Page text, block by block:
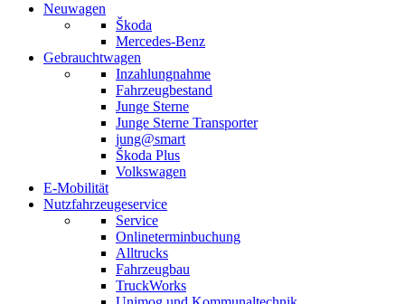
Neuwagen
Škoda
Mercedes-Benz
Gebrauchtwagen
Inzahlungnahme
Fahrzeugbestand
Junge Sterne
Junge Sterne Transporter
jung@smart
Škoda Plus
Volkswagen
E-Mobilität
Nutzfahrzeugeservice
Service
Onlineterminbuchung
Alltrucks
Fahrzeugbau
TruckWorks